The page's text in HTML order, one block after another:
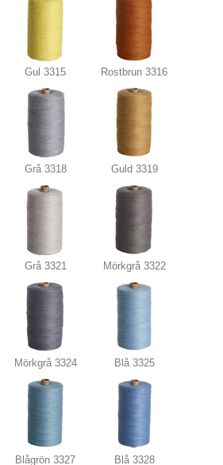
Gul 3315 Rostbrun 3316
Grå 3318 Guld 3319
Grå 3321 Mörkgrå 3322
Mörkgrå 3324 Blå 3325
Blågrön 3327 Blå 3328